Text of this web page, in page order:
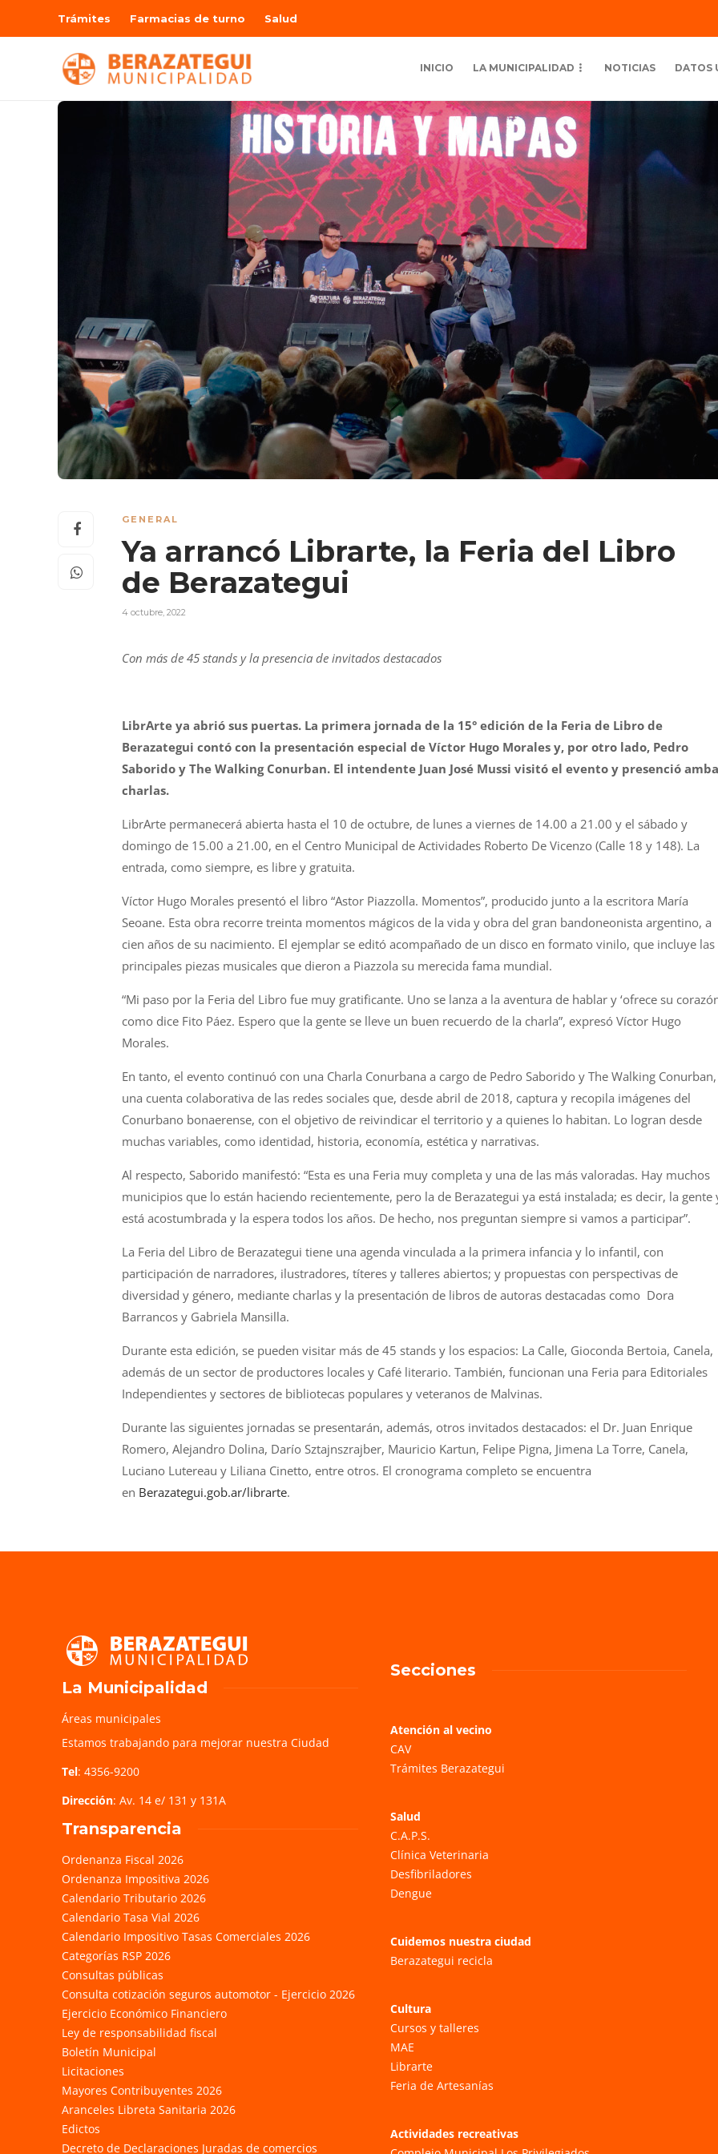
Trámites Farmacias de turno Salud
INICIO LA MUNICIPALIDAD NOTICIAS DATOS
GENERAL
Ya arrancó Librarte, la Feria del Libro
de Berazategui
4 octubre, 2022
Con más de 45 stands y la presencia de invitados destacados
LibrArte ya abrió sus puertas. La primera jornada de la 15° edición de la Feria de Libro de
Berazategui contó con la presentación especial de Víctor Hugo Morales y, por otro lado, Pedro
Saborido y The Walking Conurban. El intendente Juan José Mussi visitó el evento y presenció
charlas.
LibrArte permanecerá abierta hasta el 10 de octubre, de lunes a viernes de 14.00 a 21.00 y el sábado y
domingo de 15.00 a 21.00, en el Centro Municipal de Actividades Roberto De Vicenzo (Calle 18 y 148). La
entrada, como siempre, es libre y gratuita.
Víctor Hugo Morales presentó el libro “Astor Piazzolla. Momentos”, producido junto a la escritora María
Seoane. Esta obra recorre treinta momentos mágicos de la vida y obra del gran bandoneonista argentino, a
cien años de su nacimiento. El ejemplar se editó acompañado de un disco en formato vinilo, que incluye las
principales piezas musicales que dieron a Piazzola su merecida fama mundial.
“Mi paso por la Feria del Libro fue muy gratificante. Uno se lanza a la aventura de hablar y ‘ofrece su
como dice Fito Páez. Espero que la gente se lleve un buen recuerdo de la charla”, expresó Víctor Hugo
Morales.
En tanto, el evento continuó con una Charla Conurbana a cargo de Pedro Saborido y The Walking Conurban,
una cuenta colaborativa de las redes sociales que, desde abril de 2018, captura y recopila imágenes del
Conurbano bonaerense, con el objetivo de reivindicar el territorio y a quienes lo habitan. Lo logran desde
muchas variables, como identidad, historia, economía, estética y narrativas.
Al respecto, Saborido manifestó: “Esta es una Feria muy completa y una de las más valoradas. Hay muchos
municipios que lo están haciendo recientemente, pero la de Berazategui ya está instalada; es decir, la gente
está acostumbrada y la espera todos los años. De hecho, nos preguntan siempre si vamos a participar”.
La Feria del Libro de Berazategui tiene una agenda vinculada a la primera infancia y lo infantil, con
participación de narradores, ilustradores, títeres y talleres abiertos; y propuestas con perspectivas de
diversidad y género, mediante charlas y la presentación de libros de autoras destacadas como Dora
Barrancos y Gabriela Mansilla.
Durante esta edición, se pueden visitar más de 45 stands y los espacios: La Calle, Gioconda Bertoia, Canela,
además de un sector de productores locales y Café literario. También, funcionan una Feria para Editoriales
Independientes y sectores de bibliotecas populares y veteranos de Malvinas.
Durante las siguientes jornadas se presentarán, además, otros invitados destacados: el Dr. Juan Enrique
Romero, Alejandro Dolina, Darío Sztajnszrajber, Mauricio Kartun, Felipe Pigna, Jimena La Torre, Canela,
Luciano Lutereau y Liliana Cinetto, entre otros. El cronograma completo se encuentra
en Berazategui.gob.ar/librarte.
La Municipalidad
Áreas municipales
Estamos trabajando para mejorar nuestra Ciudad
Tel: 4356-9200
Dirección: Av. 14 e/ 131 y 131A
Transparencia
Ordenanza Fiscal 2026
Ordenanza Impositiva 2026
Calendario Tributario 2026
Calendario Tasa Vial 2026
Calendario Impositivo Tasas Comerciales 2026
Categorías RSP 2026
Consultas públicas
Consulta cotización seguros automotor - Ejercicio 2026
Ejercicio Económico Financiero
Ley de responsabilidad fiscal
Boletín Municipal
Licitaciones
Mayores Contribuyentes 2026
Aranceles Libreta Sanitaria 2026
Edictos
Decreto de Declaraciones Juradas de comercios
Secciones
Atención al vecino
CAV
Trámites Berazategui
Salud
C.A.P.S.
Clínica Veterinaria
Desfibriladores
Dengue
Cuidemos nuestra ciudad
Berazategui recicla
Cultura
Cursos y talleres
MAE
Librarte
Feria de Artesanías
Actividades recreativas